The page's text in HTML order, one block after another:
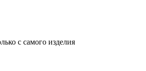
с самого изделия